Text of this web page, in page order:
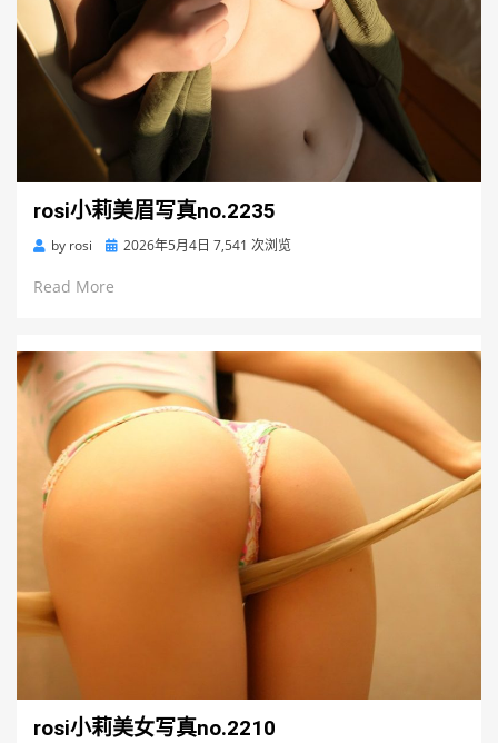
rosi小莉美眉写真no.2235
by rosi
Posted2026年5月4日 7,541 次浏览
Read More
rosi小莉美女写真no.2210